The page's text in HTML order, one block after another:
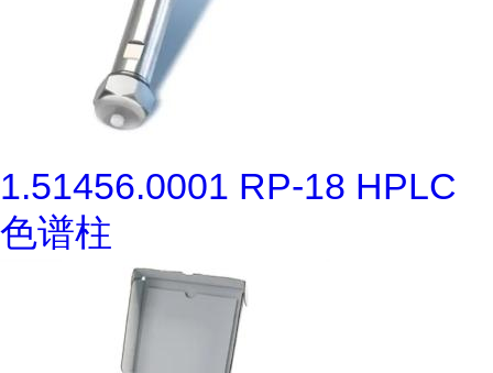
1.51456.0001 RP-18 HPLC
色谱柱